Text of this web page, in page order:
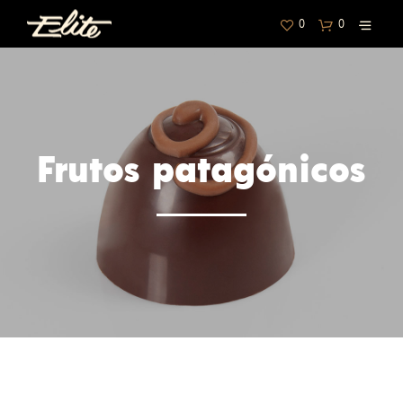
0 0
Frutos patagónicos